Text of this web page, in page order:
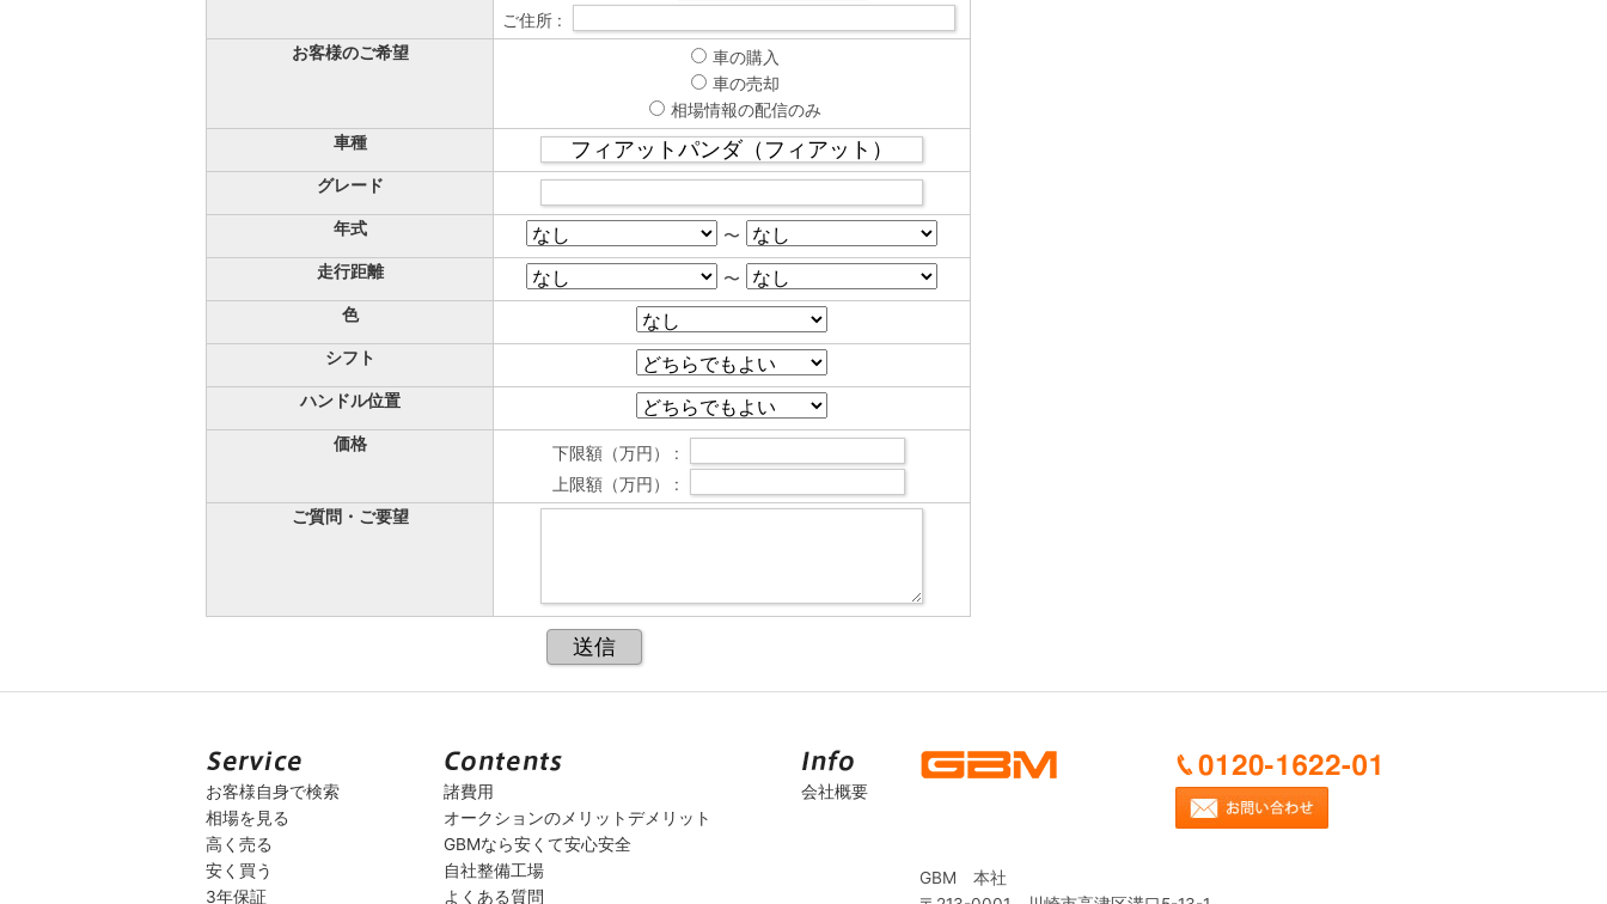
ご住所 :
お客様のご希望
車の購入
車の売却
相場情報の配信のみ
車種
グレード
年式
〜
走行距離
〜
色
シフト
ハンドル位置
価格
下限額（万円） :
上限額（万円） :
ご質問・ご要望
お客様自身で検索
相場を見る
高く売る
安く買う
3年保証
諸費用
オークションのメリットデメリット
GBMなら安くて安心安全
自社整備工場
よくある質問
会社概要
GBM 本社